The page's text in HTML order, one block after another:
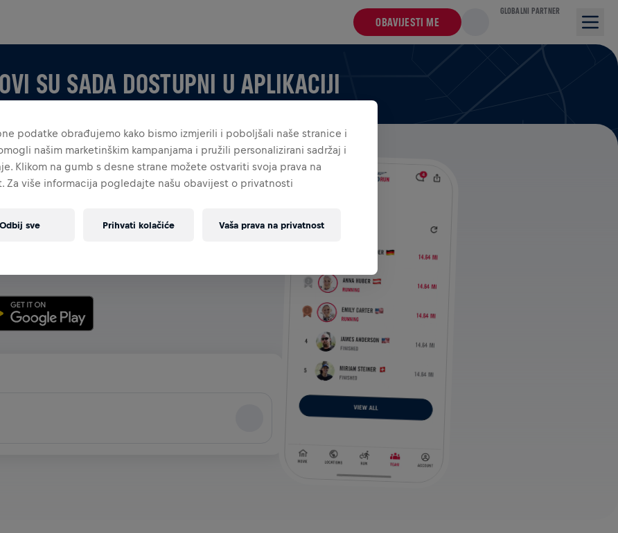
OBAVIJESTI ME
GLOBALNI PARTNER
SU SADA DOSTUPNI U APLIKACIJI
da tek okupljaš svoj tim, istraži sve značajke za
komunicirajte, pratite rang-liste i zajedno
podatke obrađujemo kako bismo izmjerili i poboljšali naše stranice i
našim marketinškim kampanjama i pružili personalizirani sadržaj i
Klikom na gumb s desne strane možete ostvariti svoja prava na
Za više informacija pogledajte našu obavijest o privatnosti
Vaša prava na privatnost
Odbij sve Prihvati kolačiće